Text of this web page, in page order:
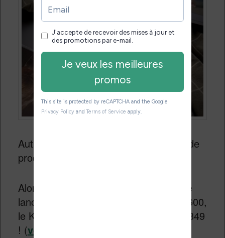
Autre point très important sur ce type de
produit : le
Alors qu’on était habitué à des tarifs de
lancement qui tournaient autour des $600,
le Kingrow K1 a été lancé au tarif de $349
! (voir ici